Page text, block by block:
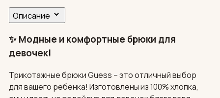
Описание
✨ Модные и комфортные брюки для
девочек!
Трикотажные брюки Guess – это отличный выбор
для вашего ребенка! Изготовлены из 100% хлопка,